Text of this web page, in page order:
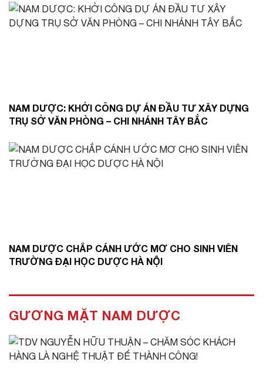
NAM DƯỢC: KHỞI CÔNG DỰ ÁN ĐẦU TƯ XÂY DỰNG
TRỤ SỞ VĂN PHÒNG – CHI NHÁNH TÂY BẮC
NAM DƯỢC CHẮP CÁNH ƯỚC MƠ CHO SINH VIÊN
TRƯỜNG ĐẠI HỌC DƯỢC HÀ NỘI
GƯƠNG MẶT NAM DƯỢC